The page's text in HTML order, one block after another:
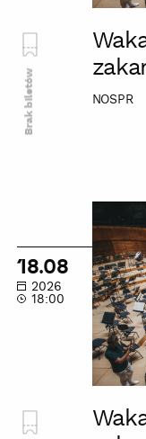
NOSPR
Brak biletów
zwiedzanie
zakamarków
NOSPR
18.08
2026
18:00